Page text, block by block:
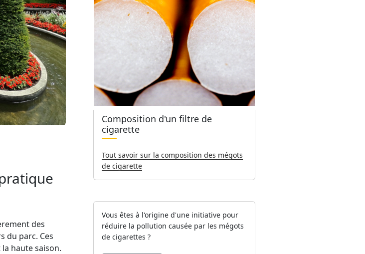
des
du parc. Ces
haute saison.
Composition d'un filtre de
cigarette
Tout savoir sur la composition des mégots
de cigarette
Vous êtes à l'origine d'une initiative pour
réduire la pollution causée par les mégots
de cigarettes ?